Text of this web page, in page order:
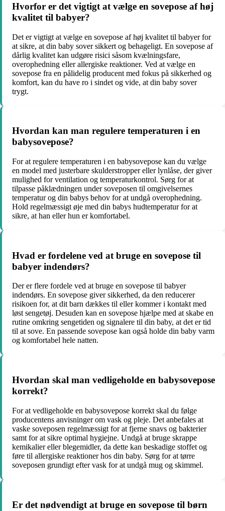
Hvorfor er det vigtigt at vælge en sovepose af høj
kvalitet til babyer?
Det er vigtigt at vælge en sovepose af høj kvalitet til babyer for
at sikre, at din baby sover sikkert og behageligt. En sovepose af
dårlig kvalitet kan udgøre risici såsom kvælningsfare,
overophedning eller allergiske reaktioner. Ved at vælge en
sovepose fra en pålidelig producent med fokus på sikkerhed og
komfort, kan du have ro i sindet og vide, at din baby sover
trygt.
Hvordan kan man regulere temperaturen i en
babysovepose?
For at regulere temperaturen i en babysovepose kan du vælge
en model med justerbare skulderstropper eller lynlåse, der giver
mulighed for ventilation og temperaturkontrol. Sørg for at
tilpasse påklædningen under soveposen til omgivelsernes
temperatur og din babys behov for at undgå overophedning.
Hold regelmæssigt øje med din babys hudtemperatur for at
sikre, at han eller hun er komfortabel.
Hvad er fordelene ved at bruge en sovepose til
babyer indendørs?
Der er flere fordele ved at bruge en sovepose til babyer
indendørs. En sovepose giver sikkerhed, da den reducerer
risikoen for, at dit barn dækkes til eller kommer i kontakt med
løst sengetøj. Desuden kan en sovepose hjælpe med at skabe en
rutine omkring sengetiden og signalere til din baby, at det er tid
til at sove. En passende sovepose kan også holde din baby varm
og komfortabel hele natten.
Hvordan skal man vedligeholde en babysovepose
korrekt?
For at vedligeholde en babysovepose korrekt skal du følge
producentens anvisninger om vask og pleje. Det anbefales at
vaske soveposen regelmæssigt for at fjerne snavs og bakterier
samt for at sikre optimal hygiejne. Undgå at bruge skrappe
kemikalier eller blegemidler, da dette kan beskadige stoffet og
føre til allergiske reaktioner hos din baby. Sørg for at tørre
soveposen grundigt efter vask for at undgå mug og skimmel.
Er det nødvendigt at bruge en sovepose til børn